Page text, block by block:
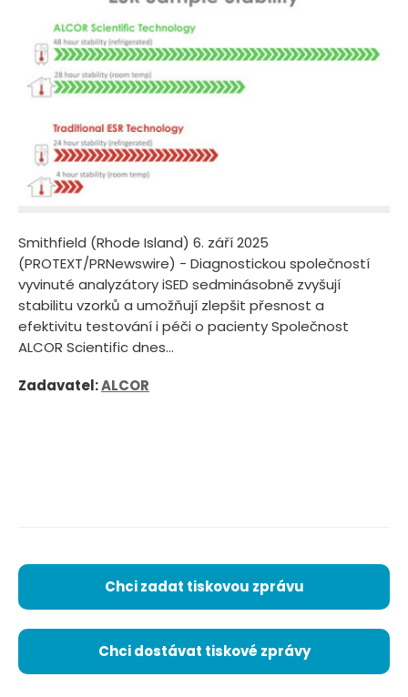
Smithfield (Rhode Island) 6. září 2025
(PROTEXT/PRNewswire) - Diagnostickou společností
vyvinuté analyzátory iSED sedminásobně zvyšují
stabilitu vzorků a umožňují zlepšit přesnost a
efektivitu testování i péči o pacienty Společnost
ALCOR Scientific dnes...
Zadavatel:ALCOR
Chci zadat tiskovou zprávu
Chci dostávat tiskové zprávy